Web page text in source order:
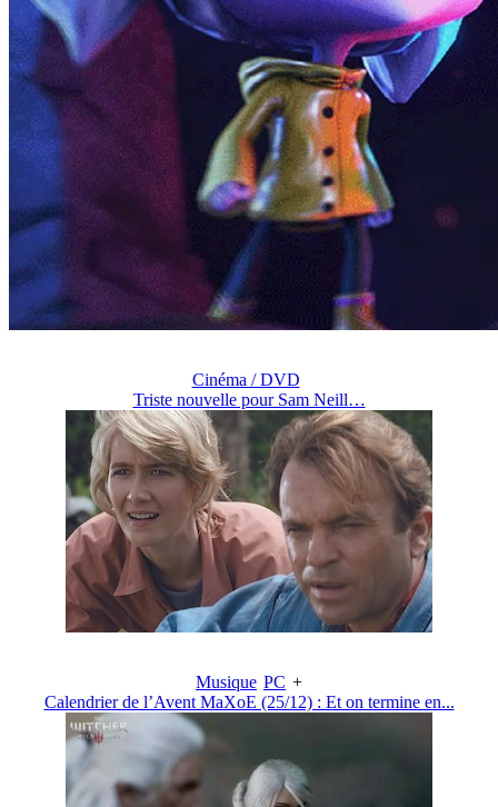
Cinéma / DVD
Triste nouvelle pour Sam Neill…
Musique PC +
Calendrier de l’Avent MaXoE (25/12) : Et on termine en...